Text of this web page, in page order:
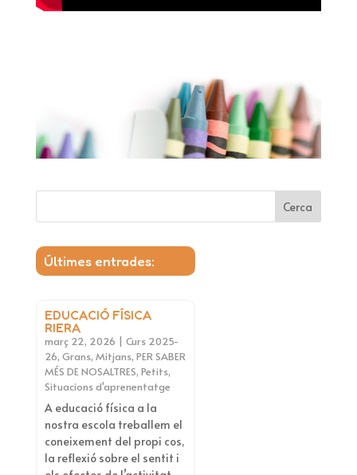
Cerca
Últimes entrades:
EDUCACIÓ FÍSICA
RIERA
març 22, 2026 | Curs 2025-
26, Grans, Mitjans, PER SABER
MÉS DE NOSALTRES, Petits,
Situacions d'aprenentatge
A educació física a la
nostra escola treballem el
coneixement del propi cos,
la reflexió sobre el sentit i